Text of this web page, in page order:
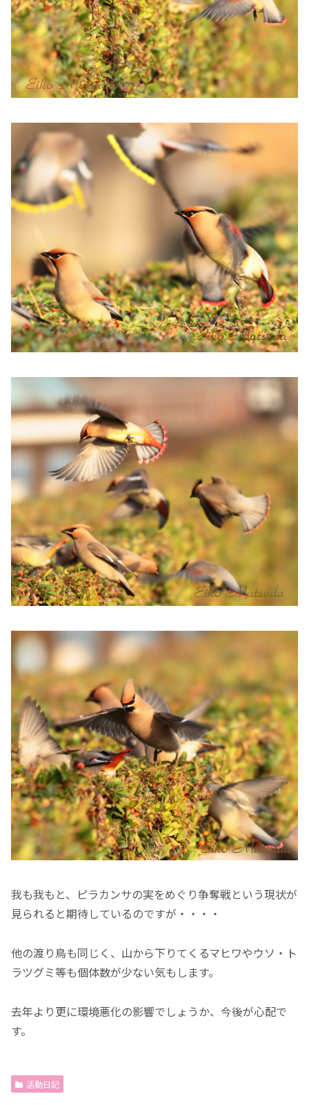
我も我もと、ピラカンサの実をめぐり争奪戦という現状が
見られると期待しているのですが・・・・
他の渡り鳥も同じく、山から下りてくるマヒワやウソ・ト
ラツグミ等も個体数が少ない気もします。
去年より更に環境悪化の影響でしょうか、今後が心配で
す。
活動日記